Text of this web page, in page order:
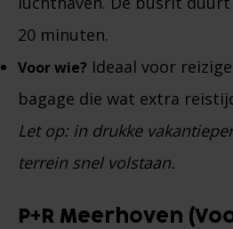
20 minuten.
Voor wie? Ideaal voor
bagage die wat extra
Let op: in drukke
terrein snel volstaan.
P+R Meerhoven